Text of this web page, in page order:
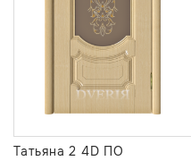
Татьяна 2 4D ПО